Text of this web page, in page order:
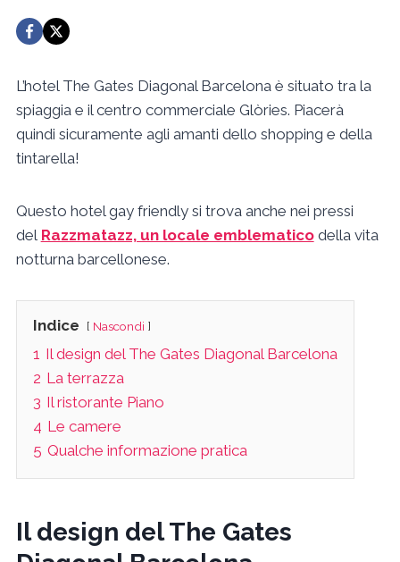
L’hotel The Gates Diagonal Barcelona è situato tra la
spiaggia e il centro commerciale Glòries. Piacerà
quindi sicuramente agli amanti dello shopping e della
tintarella!
Questo hotel gay friendly si trova anche nei pressi
del Razzmatazz, un locale emblematicodella vita
notturna barcellonese.
Indice Nascondi
1 Il design del The Gates Diagonal Barcelona
2 La terrazza
3 Il ristorante Piano
4 Le camere
5 Qualche informazione pratica
Il design del The Gates